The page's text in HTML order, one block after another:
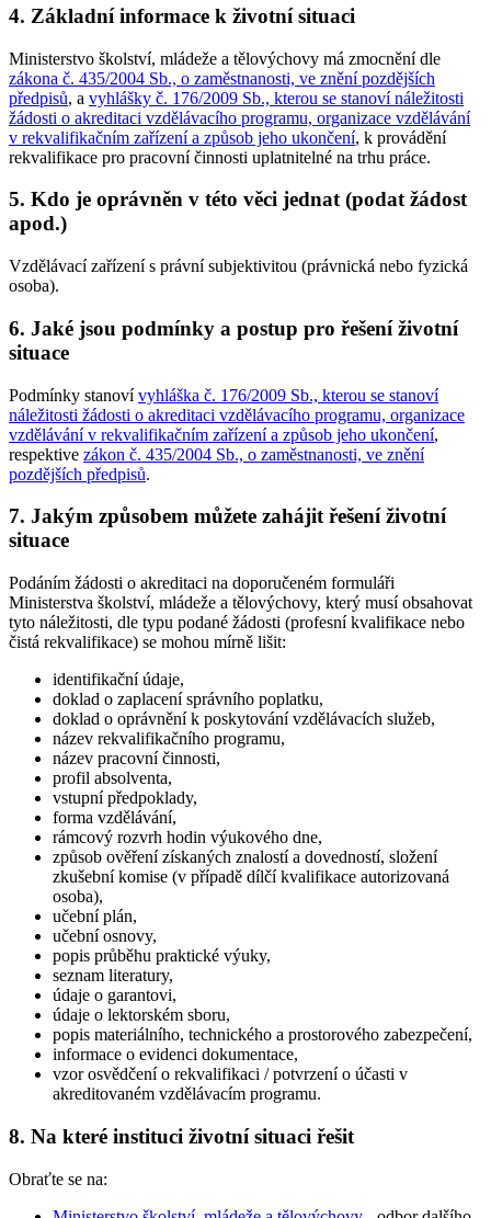
4. Základní informace k životní situaci
Ministerstvo školství, mládeže a tělovýchovy má zmocnění dle
zákona č. 435/2004 Sb., o zaměstnanosti, ve znění pozdějších
předpisů, a vyhlášky č. 176/2009 Sb., kterou se stanoví náležitosti
žádosti o akreditaci vzdělávacího programu, organizace vzdělávání
v rekvalifikačním zařízení a způsob jeho ukončení, k provádění
rekvalifikace pro pracovní činnosti uplatnitelné na trhu práce.
5. Kdo je oprávněn v této věci jednat (podat žádost
apod.)
Vzdělávací zařízení s právní subjektivitou (právnická nebo fyzická
osoba).
6. Jaké jsou podmínky a postup pro řešení životní
situace
Podmínky stanovívyhláška č. 176/2009 Sb., kterou se stanoví
náležitosti žádosti o akreditaci vzdělávacího programu, organizace
vzdělávání v rekvalifikačním zařízení a způsob jeho ukončení,
respektive zákon č. 435/2004 Sb., o zaměstnanosti, ve znění
pozdějších předpisů.
7. Jakým způsobem můžete zahájit řešení životní
situace
Podáním žádosti o akreditaci na doporučeném formuláři
Ministerstva školství, mládeže a tělovýchovy, který musí obsahovat
tyto náležitosti, dle typu podané žádosti (profesní kvalifikace nebo
čistá rekvalifikace) se mohou mírně lišit:
identifikační údaje,
doklad o zaplacení správního poplatku,
doklad o oprávnění k poskytování vzdělávacích služeb,
název rekvalifikačního programu,
název pracovní činnosti,
profil absolventa,
vstupní předpoklady,
forma vzdělávání,
rámcový rozvrh hodin výukového dne,
způsob ověření získaných znalostí a dovedností, složení
zkušební komise (v případě dílčí kvalifikace autorizovaná
osoba),
učební plán,
učební osnovy,
popis průběhu praktické výuky,
seznam literatury,
údaje o garantovi,
údaje o lektorském sboru,
popis materiálního, technického a prostorového zabezpečení,
informace o evidenci dokumentace,
vzor osvědčení o rekvalifikaci / potvrzení o účasti v
akreditovaném vzdělávacím programu.
8. Na které instituci životní situaci řešit
Obraťte se na: